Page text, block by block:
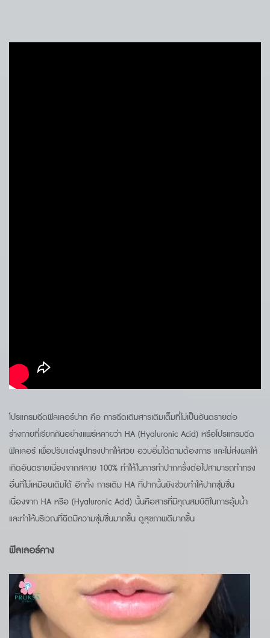
โปรแกรมฉีดฟิลเลอร์ปาก คือ การฉีดเติมสารเติมเต็มที่ไม่เป็นอันตรายต่อ
ร่างกายที่เรียกกันอย่างแพร่หลายว่า HA (Hyaluronic Acid) หรือโปรแกรมฉีด
ฟิลเลอร์ เพื่อปรับแต่งรูปทรงปากให้สวย อวบอิ่มได้ตามต้องการ และไม่ส่งผลให้
เกิดอันตรายเนื่องจากสลาย 100% ทำให้ในการทำปากครั้งต่อไปสามารถทำทรง
อื่นที่ไม่เหมือนเดิมได้ อีกทั้ง การเติม HA ที่ปากนั้นยังช่วยทำให้ปากชุ่มชื่น
เนื่องจาก HA หรือ (Hyaluronic Acid) นั้นคือสารที่มีคุณสมบัติในการอุ้มน้ำ
และทำให้บริเวณที่ฉีดมีความชุ่มชื่นมากขึ้น ดูสุขภาพดีมากขึ้น
ฟิลเลอร์คาง